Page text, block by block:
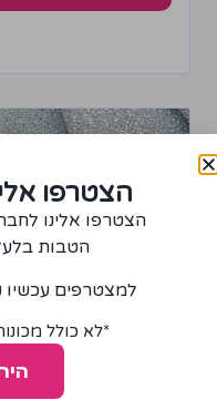
הצטרפו
הצטרפו אלינו
הטבות
למצטרפים עכשיו
*לא כולל